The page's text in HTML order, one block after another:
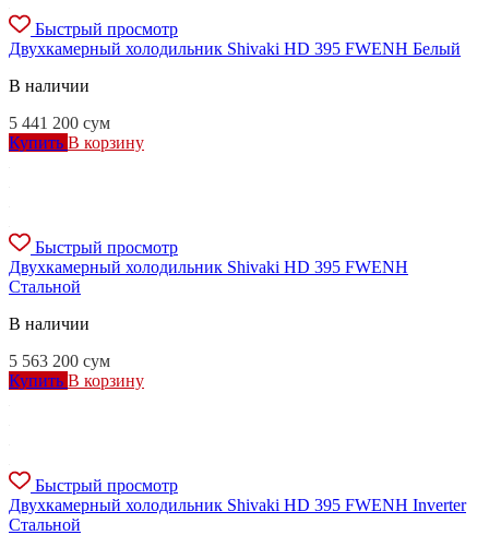
Быстрый просмотр
Двухкамерный холодильник Shivaki HD 395 FWENH Белый
В наличии
5 441 200 сум
Купить В корзину
Быстрый просмотр
Двухкамерный холодильник Shivaki HD 395 FWENH
Стальной
В наличии
5 563 200 сум
Купить В корзину
Быстрый просмотр
Двухкамерный холодильник Shivaki HD 395 FWENH Inverter
Стальной